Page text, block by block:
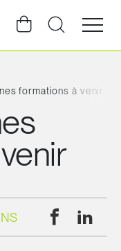
Ouvrir
la
du
formations à venir
Facebook